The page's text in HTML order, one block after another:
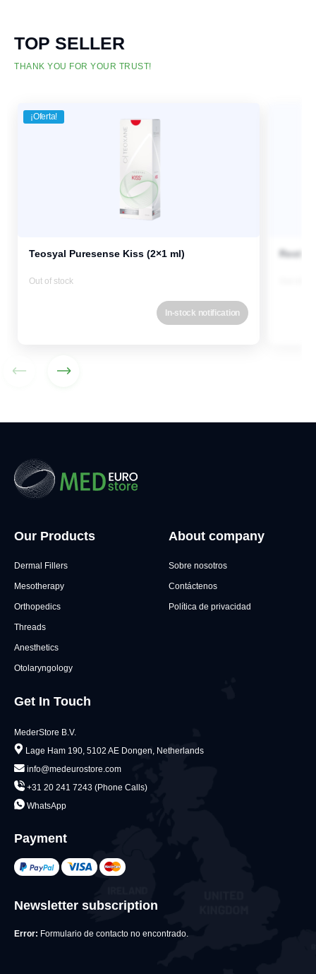
TOP SELLER
THANK YOU FOR YOUR TRUST!
¡Oferta!
Teosyal Puresense Kiss (2×1 ml)
Out of stock
In-stock notification
Our Products
Dermal Fillers
Mesotherapy
Orthopedics
Threads
Anesthetics
Otolaryngology
About company
Sobre nosotros
Contáctenos
Política de privacidad
Get In Touch
MederStore B.V.
Lage Ham 190, 5102 AE Dongen, Netherlands
info@medeurostore.com
+31 20 241 7243 (Phone Calls)
WhatsApp
Payment
Newsletter subscription
Error: Formulario de contacto no encontrado.